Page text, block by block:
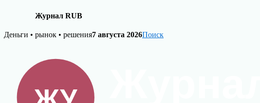
Журнал RUB
Skip
Деньги • рынок • решения7 августа 2026Поиск